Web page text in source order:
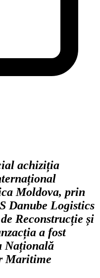
achiziția
Moldova, prin
Danube Logistics
Reconstrucție și
a fost
Națională
Maritime